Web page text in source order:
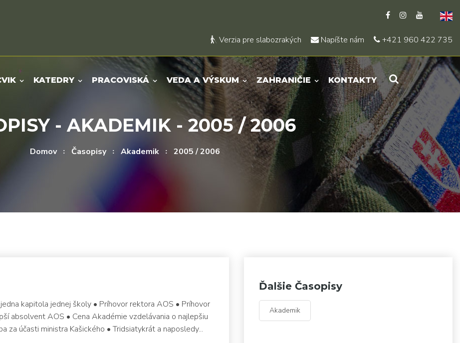
Verzia pre slabozrakých Napíšte nám +421 960 422 735
KATEDRY PRACOVISKÁ VEDA A VÝSKUM ZAHRANIČIE KONTAKTY
- AKADEMIK - 2005 / 2006
Domov Časopisy Akademik 2005 / 2006
kapitola jednej školy • Príhovor rektora AOS • Príhovor
absolvent AOS • Cena Akadémie vzdelávania o najlepšiu
za účasti ministra Kašického • Tridsiatykrát a naposledy...
Ďalšie Časopisy
Akademik